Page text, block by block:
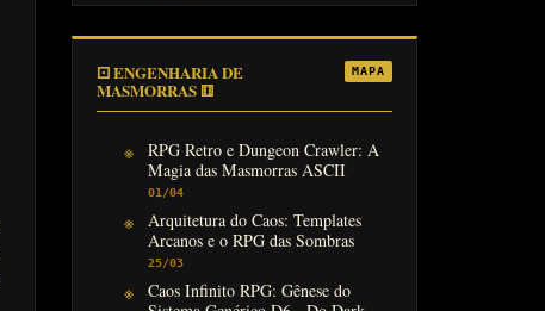
31/10
⚀ ENGENHARIA DE
MASMORRAS ⚅
MAPA
RPG Retro e Dungeon Crawler: A
Magia das Masmorras ASCII
01/04
Arquitetura do Caos: Templates
Arcanos e o RPG das Sombras
25/03
Caos Infinito RPG: Gênese do